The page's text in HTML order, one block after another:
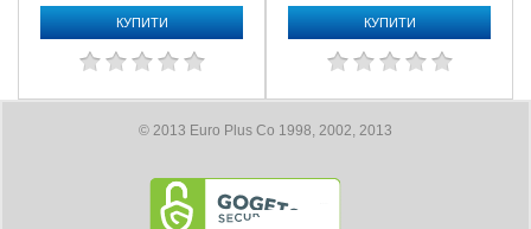
КУПИТИ КУПИТИ
© 2013 Euro Plus Co 1998, 2002, 2013